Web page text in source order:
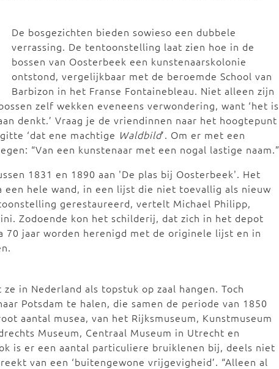
De bosgezichten bieden sowieso een dubbele
verrassing. De tentoonstelling laat zien hoe in de
bossen van Oosterbeek een kunstenaarskolonie
ontstond, vergelijkbaar met de beroemde School van
Barbizon in het Franse Fontainebleau. Niet alleen zijn
zelf wekken eveneens verwondering, want ‘het is
denkt.’ Vraag je de vriendinnen naar het hoogtepunt
‘dat ene machtige Waldbild’. Om er met een
“Van een kunstenaar met een nogal lastige naam.”
1831 en 1890 aan 'De plas bij Oosterbeek'. Het
een hele wand, in een lijst die niet toevallig als nieuw
gerestaureerd, vertelt Michael Philipp,
Zodoende kon het schilderij, dat zich in het depot
70 jaar worden herenigd met de originele lijst en in
in Nederland als topstuk op zaal hangen. Toch
Potsdam te halen, die samen de periode van 1850
aantal musea, van het Rijksmuseum, Kunstmuseum
Museum, Centraal Museum in Utrecht en
is er een aantal particuliere bruiklenen bij, deels niet
van een ‘buitengewone vrijgevigheid’. “Alleen al